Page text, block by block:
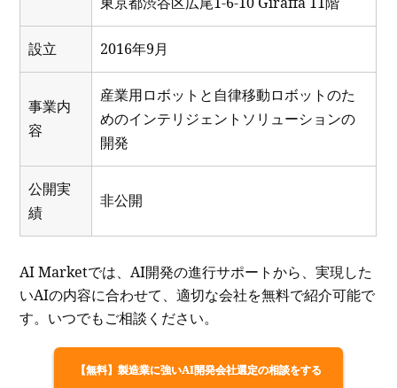
設立 2016年9月
事業内
容
産業用ロボットと自律移動ロボットのた
めのインテリジェントソリューションの
開発
公開実
績
非公開
AI Marketでは、AI開発の進行サポートから、実現した
いAIの内容に合わせて、適切な会社を無料で紹介可能で
す。いつでもご相談ください。
【無料】製造業に強いAI開発会社選定の相談をする